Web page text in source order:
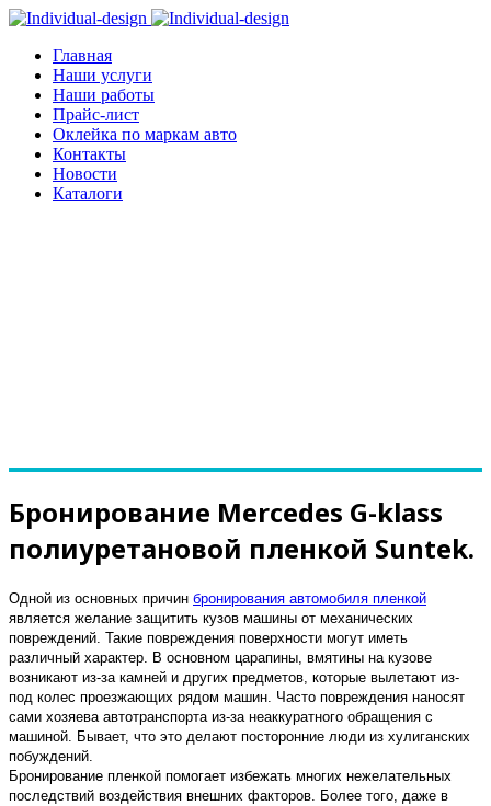
Главная
Наши услуги
Наши работы
Прайс-лист
Оклейка по маркам авто
Контакты
Новости
Каталоги
Бронирование Mercedes G-klass
полиуретановой пленкой Suntek.
Одной из основных причин бронирования автомобиля пленкой
является желание защитить кузов машины от механических
повреждений. Такие повреждения поверхности могут иметь
различный характер. В основном царапины, вмятины на кузове
возникают из-за камней и других предметов, которые вылетают из-
под колес проезжающих рядом машин. Часто повреждения наносят
сами хозяева автотранспорта из-за неаккуратного обращения с
машиной. Бывает, что это делают посторонние люди из хулиганских
побуждений.
Бронирование пленкой помогает избежать многих нежелательных
последствий воздействия внешних факторов. Более того, даже в